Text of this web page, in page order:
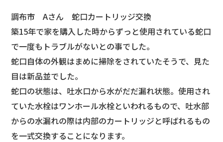
調布市 Aさん 蛇口カートリッジ交換
築15年で家を購入した時からずっと使用されている蛇口
で一度もトラブルがないとの事でした。
蛇口自体の外観はまめに掃除をされていたそうで、見た
目は新品並でした。
蛇口の状態は、吐水口から水がだだ漏れ状態。使用され
ていた水栓はワンホール水栓といわれるもので、吐水部
からの水漏れの際は内部のカートリッジと呼ばれるもの
を一式交換することになります。